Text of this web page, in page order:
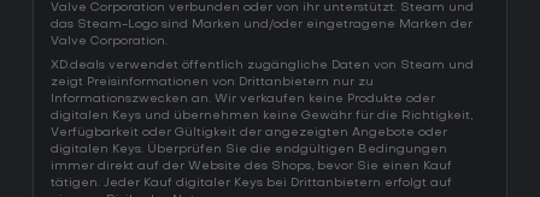
Valve Corporation verbunden oder von ihr unterstützt. Steam und
das Steam-Logo sind Marken und/oder eingetragene Marken der
Valve Corporation.
XD.deals verwendet öffentlich zugängliche Daten von Steam und
zeigt Preisinformationen von Drittanbietern nur zu
Informationszwecken an. Wir verkaufen keine Produkte oder
digitalen Keys und übernehmen keine Gewähr für die Richtigkeit,
Verfügbarkeit oder Gültigkeit der angezeigten Angebote oder
digitalen Keys. Überprüfen Sie die endgültigen Bedingungen
immer direkt auf der Website des Shops, bevor Sie einen Kauf
tätigen. Jeder Kauf digitaler Keys bei Drittanbietern erfolgt auf